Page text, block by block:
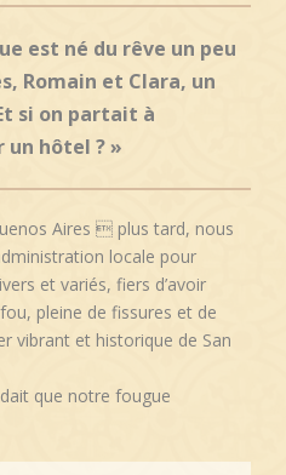
est né du rêve un peu
Romain et Clara, un
si on partait à
un hôtel ? »
Aires  plus tard, nous
locale pour
et variés, fiers d’avoir
pleine de fissures et de
vibrant et historique de San
que notre fougue